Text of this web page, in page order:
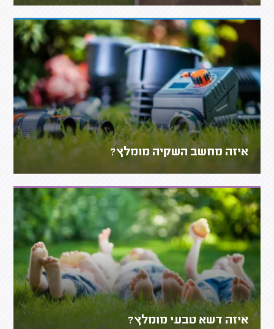
איזה מחשב השקיה מומלץ?
איזה דשא טבעי מומלץ?